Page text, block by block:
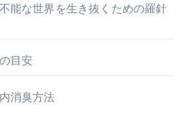
能な世界を生き抜くための羅針
目安
消臭方法